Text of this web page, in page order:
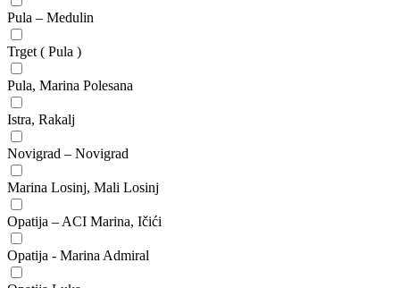
Pula – Medulin
Trget ( Pula )
Pula, Marina Polesana
Istra, Rakalj
Novigrad – Novigrad
Marina Losinj, Mali Losinj
Opatija – ACI Marina, Ičići
Opatija - Marina Admiral